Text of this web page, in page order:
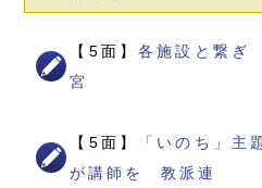
【5面】各施設と繋
宮
【5面】
「いのち」
が講師を 教派連